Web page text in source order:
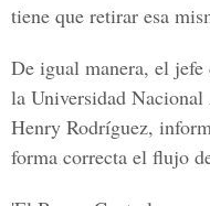
tiene que retirar esa
De igual manera, el
la Universidad
Henry Rodríguez,
forma correcta el flujo